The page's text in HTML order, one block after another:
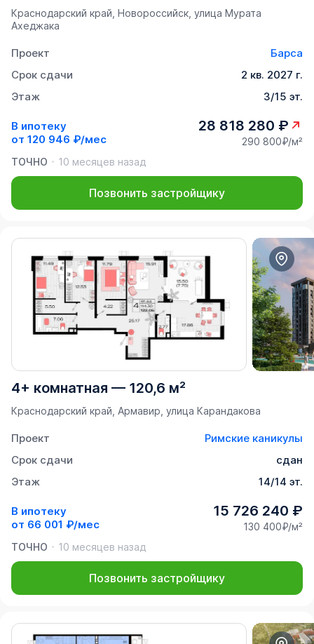
Краснодарский край, Новороссийск, улица Мурата
Ахеджака
Проект
Барса
Срок сдачи
2 кв. 2027 г.
Этаж
3/15 эт.
В ипотеку
от 120 946 ₽/мес
28 818 280 ₽
290 800₽/м²
ТОЧНО
10 месяцев назад
Позвонить застройщику
4+ комнатная — 120,6 м²
Краснодарский край, Армавир, улица Карандакова
Проект
Римские каникулы
Срок сдачи
сдан
Этаж
14/14 эт.
В ипотеку
от 66 001 ₽/мес
15 726 240 ₽
130 400₽/м²
ТОЧНО
10 месяцев назад
Позвонить застройщику